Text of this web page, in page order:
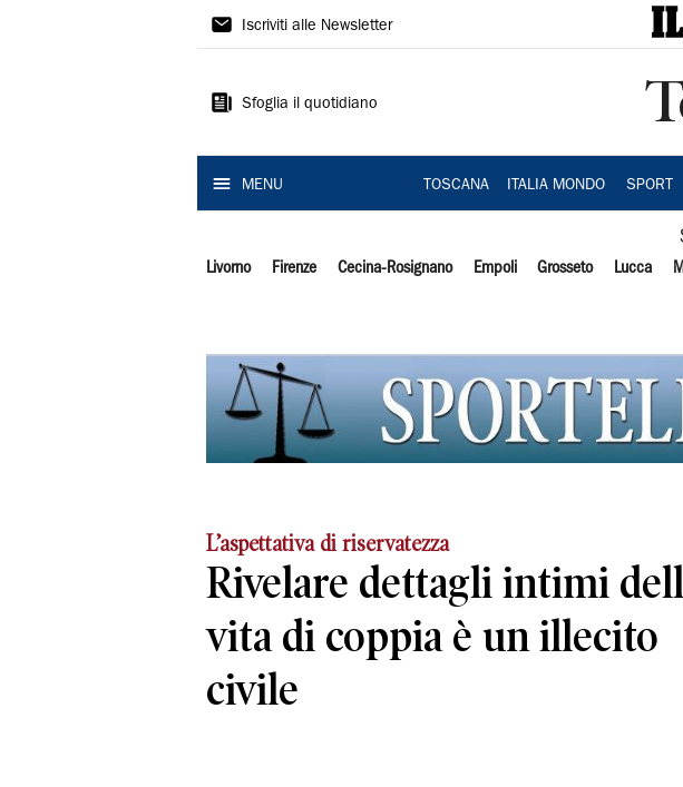
Il
Iscriviti alle Newsletter
Sfoglia il quotidiano
MENU TOSCANA ITALIA MONDO SPORT
Livorno Firenze Cecina-Rosignano Empoli Grosseto Lucca
L’aspettativa di riservatezza
Rivelare dettagli intimi
vita di coppia è un illecito
civile